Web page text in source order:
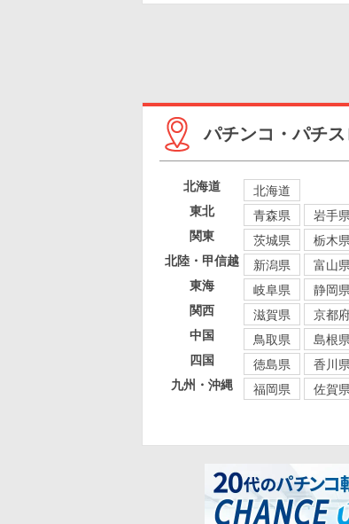
パチンコ・パチ
北海道
北海道
東北
青森県 岩手県
関東
茨城県 栃木県
北陸・甲信越
新潟県 富山県
東海
岐阜県 静岡県
関西
滋賀県 京都
中国
鳥取県 島根県
四国
徳島県 香川県
九州・沖縄
福岡県 佐賀県